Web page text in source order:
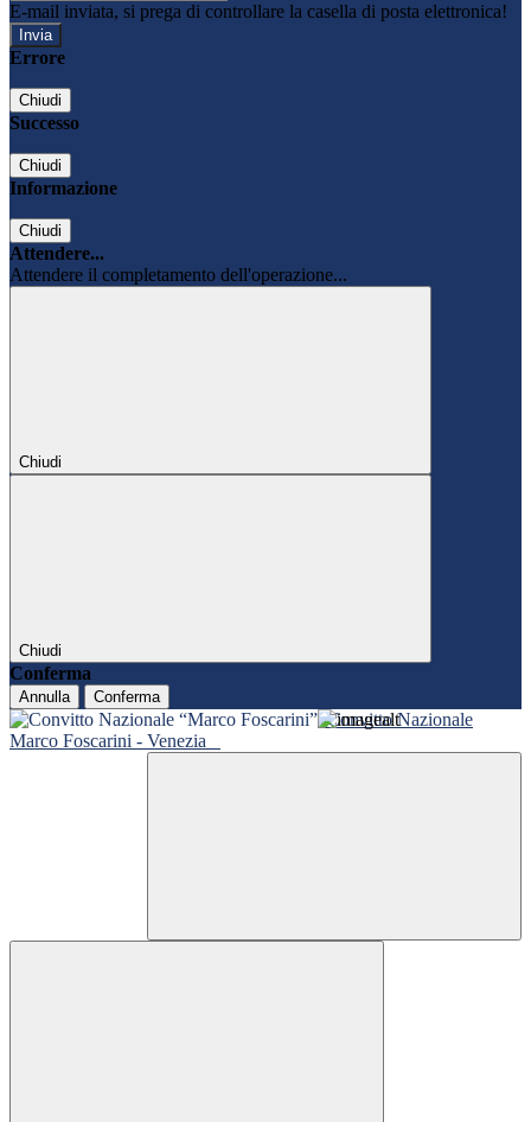
E-mail inviata, si prega di controllare la casella di posta elettronica!
Errore
Chiudi
Successo
Chiudi
Informazione
Chiudi
Attendere...
Attendere il completamento dell'operazione...
Chiudi
Chiudi
Conferma
Annulla Conferma
Convitto Nazionale
Marco Foscarini - Venezia